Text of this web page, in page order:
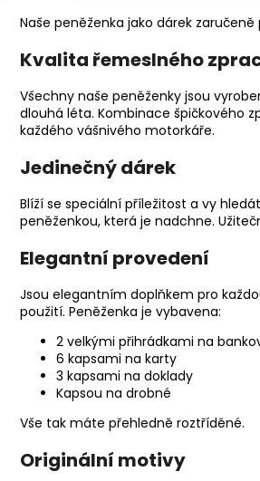
Naše peněženka jako dárek
Kvalita řemeslného
Všechny naše peněženky jsou
dlouhá léta. Kombinace špičkového
každého vášnivého motorkáře.
Jedinečný dárek
Blíží se speciální příležitost a vy
peněženkou, která je nadchne.
Elegantní provedení
Jsou elegantním doplňkem pro
použití. Peněženka je vybavena:
2 velkými přihrádkami na
6 kapsami na karty
3 kapsami na doklady
Kapsou na drobné
Vše tak máte přehledně roztříděné.
Originální motivy